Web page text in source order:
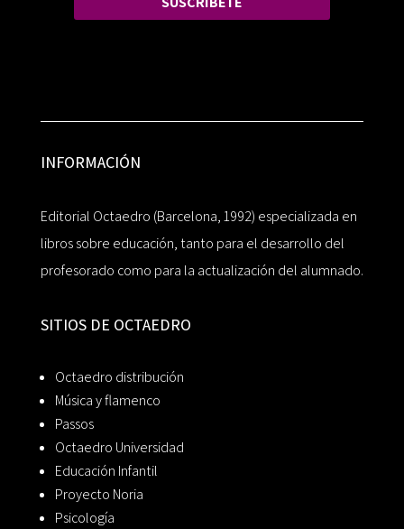
INFORMACIÓN
Editorial Octaedro (Barcelona, 1992) especializada en
libros sobre educación, tanto para el desarrollo del
profesorado como para la actualización del alumnado.
SITIOS DE OCTAEDRO
Octaedro distribución
Música y flamenco
Passos
Octaedro Universidad
Educación Infantil
Proyecto Noria
Psicología